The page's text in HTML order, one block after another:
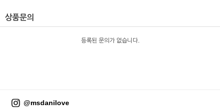
상품문의
등록된 문의가 없습니다.
@msdanilove